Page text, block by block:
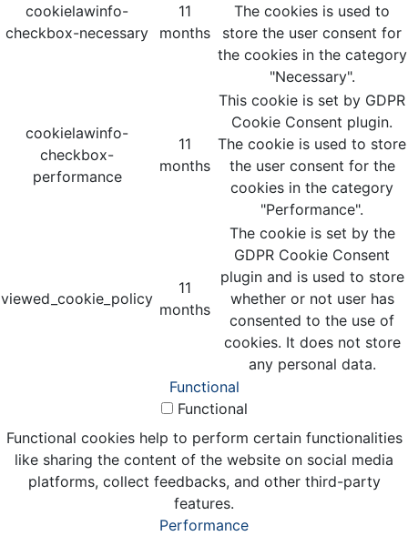
cookielawinfo-
checkbox-necessary
11
months
The cookies is used to
store the user consent for
the cookies in the category
"Necessary".
cookielawinfo-
checkbox-
performance
11
months
This cookie is set by GDPR
Cookie Consent plugin.
The cookie is used to store
the user consent for the
cookies in the category
"Performance".
viewed_cookie_policy
11
months
The cookie is set by the
GDPR Cookie Consent
plugin and is used to store
whether or not user has
consented to the use of
cookies. It does not store
any personal data.
Functional
Functional
Functional cookies help to perform certain functionalities
like sharing the content of the website on social media
platforms, collect feedbacks, and other third-party
features.
Performance